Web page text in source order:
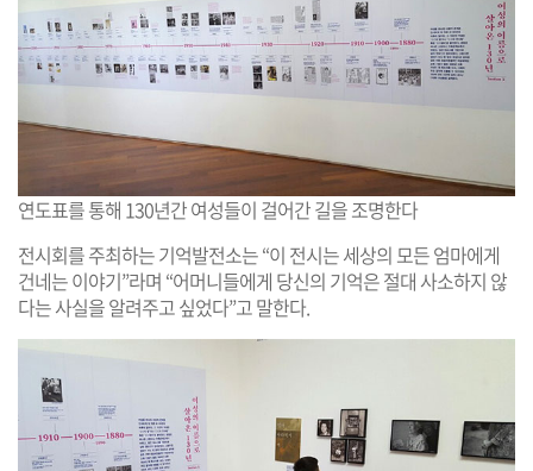
연도표를 통해 130년간 여성들이 걸어간 길을 조명한다
전시회를 주최하는 기억발전소는 “이 전시는 세상의 모든 엄마에게
건네는 이야기”라며 “어머니들에게 당신의 기억은 절대 사소하지 않
다는 사실을 알려주고 싶었다”고 말한다.